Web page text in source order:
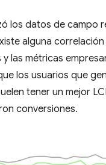
los datos de campo
alguna
las métricas
los usuarios que
tener un mejor
conversiones.